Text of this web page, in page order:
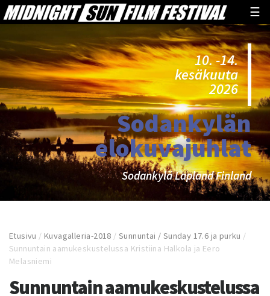
☰
10. -14.
kesäkuuta
2026
Sodankylän
elokuvajuhlat
Sodankylä Lapland Finland
Etusivu /Kuvagalleria-2018 /Sunnuntai / Sunday 17.6 ja purku /
Sunnuntain aamukeskustelussa Kristiina Halkola ja Eero
Melasniemi
Sunnuntain aamukeskustelussa